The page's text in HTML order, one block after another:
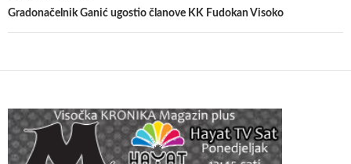
Gradonačelnik Ganić ugostio članove KK Fudokan Visoko